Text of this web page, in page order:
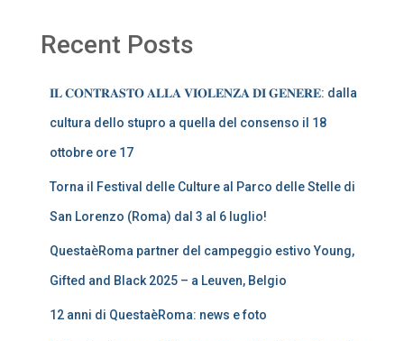
Recent Posts
𝐈𝐋 𝐂𝐎𝐍𝐓𝐑𝐀𝐒𝐓𝐎 𝐀𝐋𝐋𝐀 𝐕𝐈𝐎𝐋𝐄𝐍𝐙𝐀 𝐃𝐈 𝐆𝐄𝐍𝐄𝐑𝐄: dalla
cultura dello stupro a quella del consenso il 18
ottobre ore 17
Torna il Festival delle Culture al Parco delle Stelle di
San Lorenzo (Roma) dal 3 al 6 luglio!
QuestaèRoma partner del campeggio estivo Young,
Gifted and Black 2025 – a Leuven, Belgio
12 anni di QuestaèRoma: news e foto